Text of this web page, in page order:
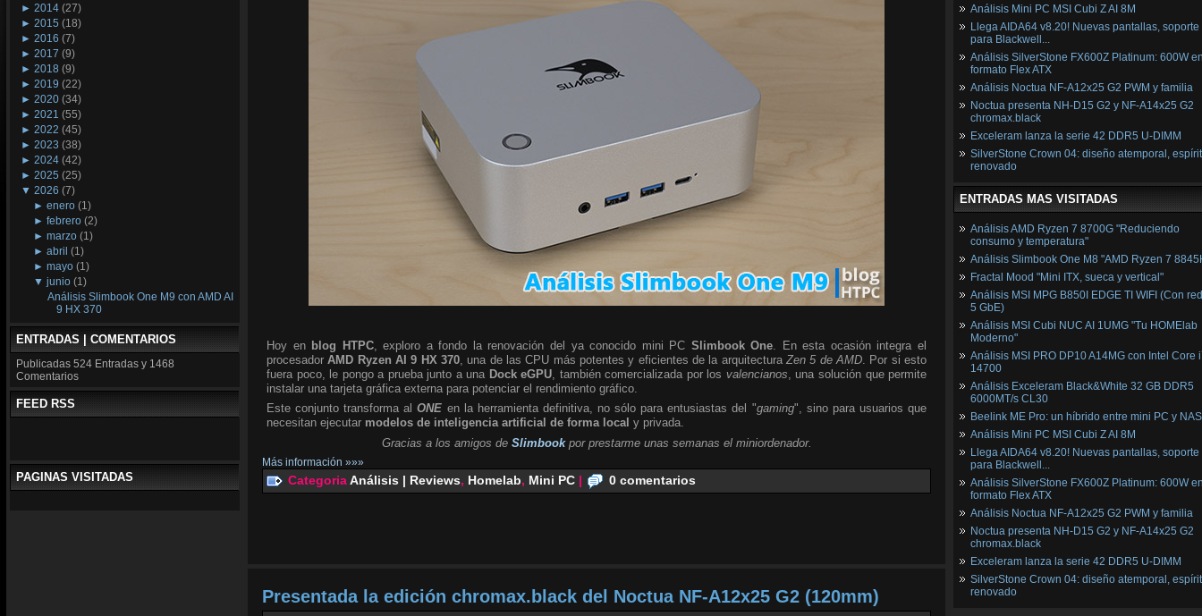
► 2014 (27)
► 2015 (18)
► 2016 (7)
► 2017 (9)
► 2018 (9)
► 2019 (22)
► 2020 (34)
► 2021 (55)
► 2022 (45)
► 2023 (38)
► 2024 (42)
► 2025 (25)
▼ 2026 (7)
►enero (1)
►febrero (2)
►marzo (1)
►abril (1)
►mayo (1)
▼junio (1)
Análisis Slimbook One M9 con AMD AI
9 HX 370
ENTRADAS | COMENTARIOS
Publicadas 524 Entradas y 1468
Comentarios
FEED RSS
PAGINAS VISITADAS
Hoy en blog HTPC, exploro a fondo la renovación del ya conocido mini PC Slimbook One . En esta ocasión integra el
procesadorAMD Ryzen AI 9 HX 370 , una de las CPU más potentes y eficientes de la arquitecturaZen 5 de AMD . Por si esto
fuera poco, le pongo a prueba junto a una Dock eGPU , también comercializada por los valencianos , una solución que permite
instalar una tarjeta gráfica externa para potenciar el rendimiento gráfico.
Este conjunto transforma alONE en la herramienta definitiva, no sólo para entusiastas del "gaming", sino para usuarios que
necesitan ejecutar modelos de inteligencia artificial de forma local y privada.
Gracias a los amigos de Slimbook por prestarme unas semanas el miniordenador.
Más información »»»
CategoriaAnálisis | Reviews, Homelab, Mini PC | 0 comentarios
Presentada la edición chromax.black del Noctua NF‑A12x25 G2 (120mm)
Análisis Mini PC MSI Cubi Z AI 8M
Llega AIDA64 v8.20! Nuevas pantallas, soporte
para Blackwell...
Análisis SilverStone FX600Z Platinum: 600W
formato Flex ATX
Análisis Noctua NF-A12x25 G2 PWM y familia
Noctua presenta NH-D15 G2 y NF-A14x25 G2
chromax.black
Exceleram lanza la serie 42 DDR5 U-DIMM
SilverStone Crown 04: diseño atemporal,
renovado
ENTRADAS MAS VISITADAS
Análisis AMD Ryzen 7 8700G "Reduciendo
consumo y temperatura"
Análisis Slimbook One M8 "AMD Ryzen 7
Fractal Mood "Mini ITX, sueca y vertical"
Análisis MSI MPG B850I EDGE TI WIFI (Con
5 GbE)
Análisis MSI Cubi NUC AI 1UMG "Tu HOMElab
Moderno"
Análisis MSI PRO DP10 A14MG con Intel Core
14700
Análisis Exceleram Black&White 32 GB DDR5
6000MT/s CL30
Beelink ME Pro: un híbrido entre mini PC y NAS
Análisis Mini PC MSI Cubi Z AI 8M
Llega AIDA64 v8.20! Nuevas pantallas, soporte
para Blackwell...
Análisis SilverStone FX600Z Platinum: 600W
formato Flex ATX
Análisis Noctua NF-A12x25 G2 PWM y familia
Noctua presenta NH-D15 G2 y NF-A14x25 G2
chromax.black
Exceleram lanza la serie 42 DDR5 U-DIMM
SilverStone Crown 04: diseño atemporal,
renovado